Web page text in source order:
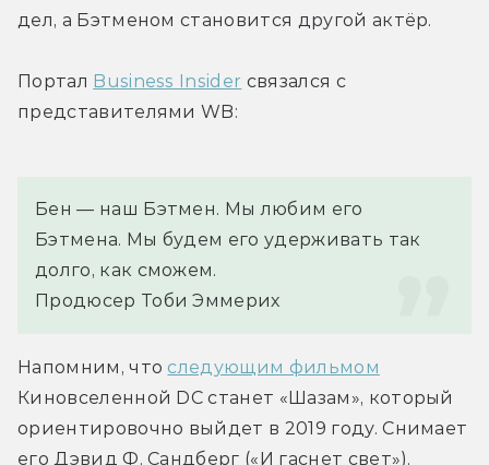
дел, а Бэтменом становится другой актёр.
Портал Business Insider связался с
представителями WB:
Бен — наш Бэтмен. Мы любим его
Бэтмена. Мы будем его удерживать так
долго, как сможем.
Продюсер Тоби Эммерих
Напомним, что следующим фильмом
Киновселенной DC станет «Шазам», который
ориентировочно выйдет в 2019 году. Снимает
его Дэвид Ф. Сандберг («И гаснет свет»).